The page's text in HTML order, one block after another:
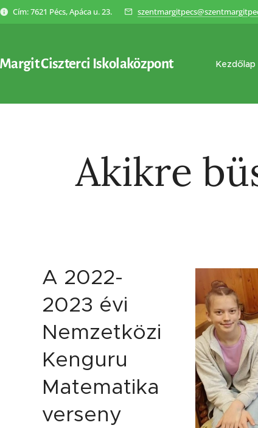
Cím: 7621 Pécs, Apáca u. 23.
Ciszterci Iskolaközpont Kezdőlap
Akikre
A 2022-
2023 évi
Nemzetközi
Kenguru
Matematika
verseny